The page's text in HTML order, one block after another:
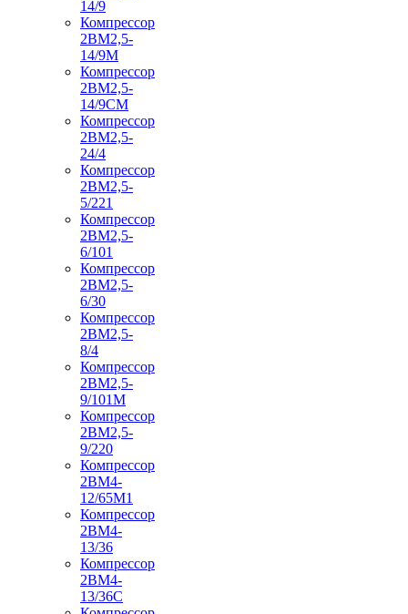
14/9
Компрессор
2ВМ2,5-
14/9М
Компрессор
2ВМ2,5-
14/9СМ
Компрессор
2ВМ2,5-
24/4
Компрессор
2ВМ2,5-
5/221
Компрессор
2ВМ2,5-
6/101
Компрессор
2ВМ2,5-
6/30
Компрессор
2ВМ2,5-
8/4
Компрессор
2ВМ2,5-
9/101М
Компрессор
2ВМ2,5-
9/220
Компрессор
2ВМ4-
12/65М1
Компрессор
2ВМ4-
13/36
Компрессор
2ВМ4-
13/36С